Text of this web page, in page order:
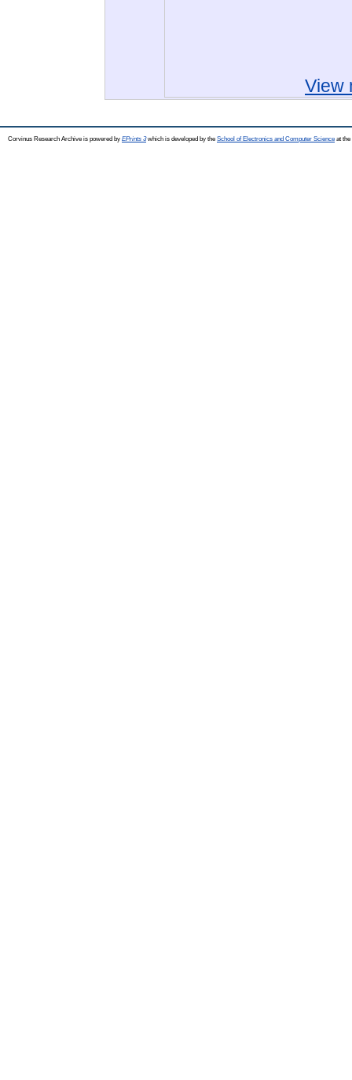
View
Corvinus Research Archive is powered by EPrints 3which is developed by the School of Electronics and Computer Science at